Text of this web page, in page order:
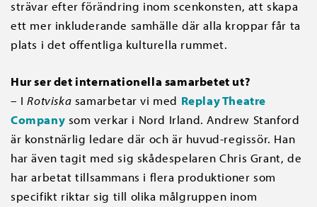
strävar efter förändring inom scenkonsten, att skapa
ett mer inkluderande samhälle där alla kroppar får ta
plats i det offentliga kulturella rummet.
Hur ser det internationella samarbetet ut?
– IRotviska samarbetar vi med Replay Theatre
Company som verkar i Nord Irland. Andrew Stanford
är konstnärlig ledare där och är huvud-regissör. Han
har även tagit med sig skådespelaren Chris Grant, de
har arbetat tillsammans i flera produktioner som
specifikt riktar sig till olika målgruppen inom